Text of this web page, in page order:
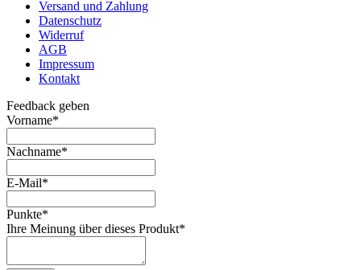
Versand und Zahlung
Datenschutz
Widerruf
AGB
Impressum
Kontakt
Feedback geben
Vorname*
Nachname*
E-Mail*
Punkte*
Ihre Meinung über dieses Produkt*